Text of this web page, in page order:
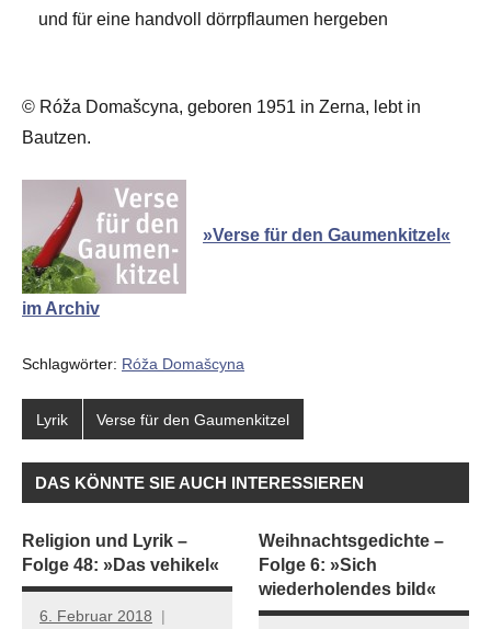
und für eine handvoll dörrpflaumen hergeben
© Róža Domašcyna, geboren 1951 in Zerna, lebt in
Bautzen.
»Verse für den Gaumenkitzel«
im Archiv
Schlagwörter: Róža Domašcyna
Lyrik Verse für den Gaumenkitzel
DAS KÖNNTE SIE AUCH INTERESSIEREN
Religion und Lyrik –
Folge 48: »Das vehikel«
6. Februar 2018
Weihnachtsgedichte –
Folge 6: »Sich
wiederholendes bild«